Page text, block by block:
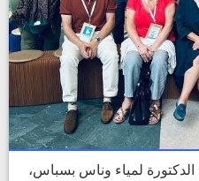
لمياء وناس بسباس،